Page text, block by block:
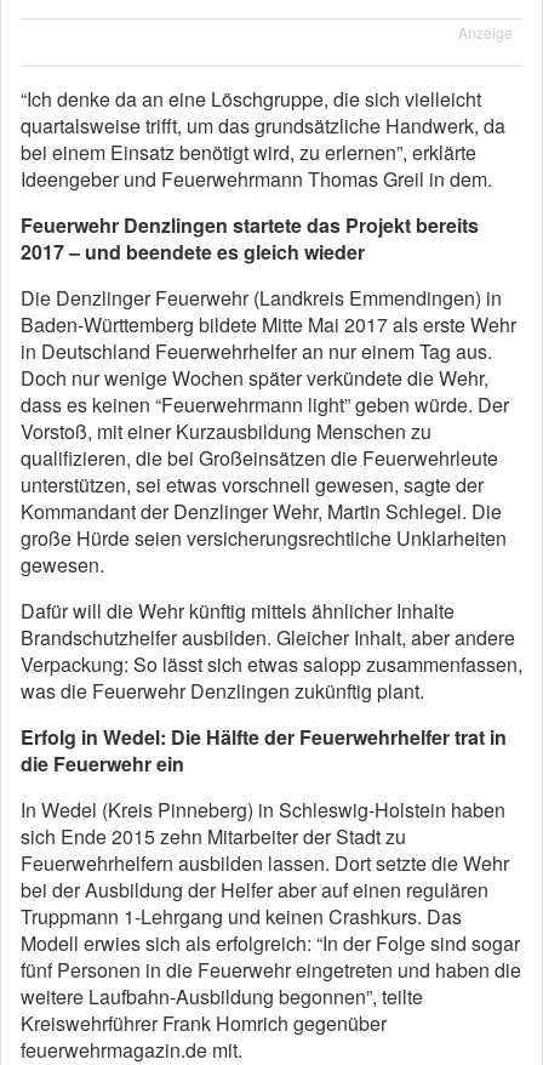
Anzeige
“Ich denke da an eine Löschgruppe, die sich vielleicht
quartalsweise trifft, um das grundsätzliche Handwerk, da
bei einem Einsatz benötigt wird, zu erlernen”, erklärte
Ideengeber und Feuerwehrmann Thomas Greil in dem.
Feuerwehr Denzlingen startete das Projekt bereits
2017 – und beendete es gleich wieder
Die Denzlinger Feuerwehr (Landkreis Emmendingen) in
Baden-Württemberg bildete Mitte Mai 2017 als erste Wehr
in Deutschland Feuerwehrhelfer an nur einem Tag aus.
Doch nur wenige Wochen später verkündete die Wehr,
dass es keinen “Feuerwehrmann light” geben würde. Der
Vorstoß, mit einer Kurzausbildung Menschen zu
qualifizieren, die bei Großeinsätzen die Feuerwehrleute
unterstützen, sei etwas vorschnell gewesen, sagte der
Kommandant der Denzlinger Wehr, Martin Schlegel. Die
große Hürde seien versicherungsrechtliche Unklarheiten
gewesen.
Dafür will die Wehr künftig mittels ähnlicher Inhalte
Brandschutzhelfer ausbilden. Gleicher Inhalt, aber andere
Verpackung: So lässt sich etwas salopp zusammenfassen,
was die Feuerwehr Denzlingen zukünftig plant.
Erfolg in Wedel: Die Hälfte der Feuerwehrhelfer trat in
die Feuerwehr ein
In Wedel (Kreis Pinneberg) in Schleswig-Holstein haben
sich Ende 2015 zehn Mitarbeiter der Stadt zu
Feuerwehrhelfern ausbilden lassen. Dort setzte die Wehr
bei der Ausbildung der Helfer aber auf einen regulären
Truppmann 1-Lehrgang und keinen Crashkurs. Das
Modell erwies sich als erfolgreich: “In der Folge sind sogar
fünf Personen in die Feuerwehr eingetreten und haben die
weitere Laufbahn-Ausbildung begonnen”, teilte
Kreiswehrführer Frank Homrich gegenüber
feuerwehrmagazin.de mit.